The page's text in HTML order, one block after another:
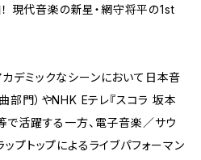
現代音楽の新星・網守将平の1st
デミックなシーンにおいて日本音
部門）やNHK Eテレ『スコラ 坂本
活躍する一方、電子音楽／サウ
プトップによるライブパフォーマン